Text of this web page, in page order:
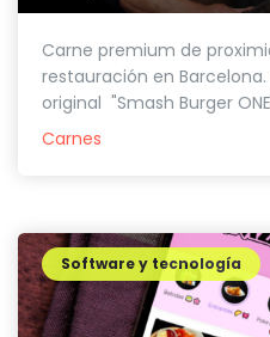
Carne premium de
restauración en
original "Smash Burger
Carnes
Software y tecnología